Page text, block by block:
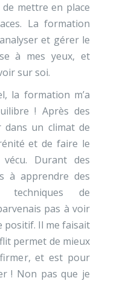
de mettre en place
La formation
et gérer le
à mes yeux, et
sur soi.
la formation m’a
! Après des
dans un climat de
et de faire le
Durant des
à apprendre des
techniques de
pas à voir
positif. Il me faisait
permet de mieux
et est pour
! Non pas que je